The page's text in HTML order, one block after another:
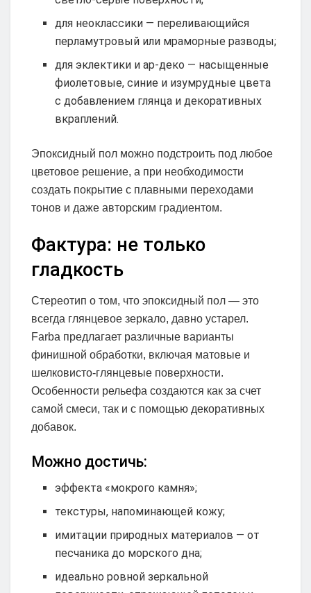
для неоклассики — переливающийся
перламутровый или мраморные разводы;
для эклектики и ар-деко — насыщенные
фиолетовые, синие и изумрудные цвета
с добавлением глянца и декоративных
вкраплений.
Эпоксидный пол можно подстроить под любое
цветовое решение, а при необходимости
создать покрытие с плавными переходами
тонов и даже авторским градиентом.
Фактура: не только
гладкость
Стереотип о том, что эпоксидный пол — это
всегда глянцевое зеркало, давно устарел.
Farba предлагает различные варианты
финишной обработки, включая матовые и
шелковисто-глянцевые поверхности.
Особенности рельефа создаются как за счет
самой смеси, так и с помощью декоративных
добавок.
Можно достичь:
эффекта «мокрого камня»;
текстуры, напоминающей кожу;
имитации природных материалов — от
песчаника до морского дна;
идеально ровной зеркальной